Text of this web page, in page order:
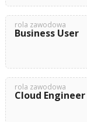
rola zawodowa
Business User
rola zawodowa
Cloud Engineer